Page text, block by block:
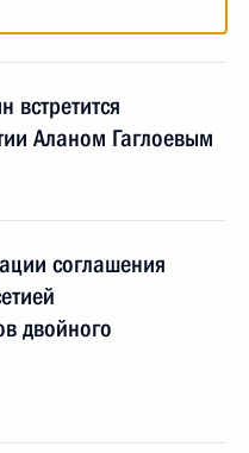
встретится
Аланом Гаглоевым
соглашения
двойного